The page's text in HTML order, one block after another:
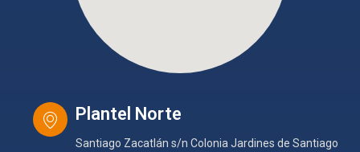
Plantel Norte
Santiago Zacatlán s/n Colonia Jardines de Santiago